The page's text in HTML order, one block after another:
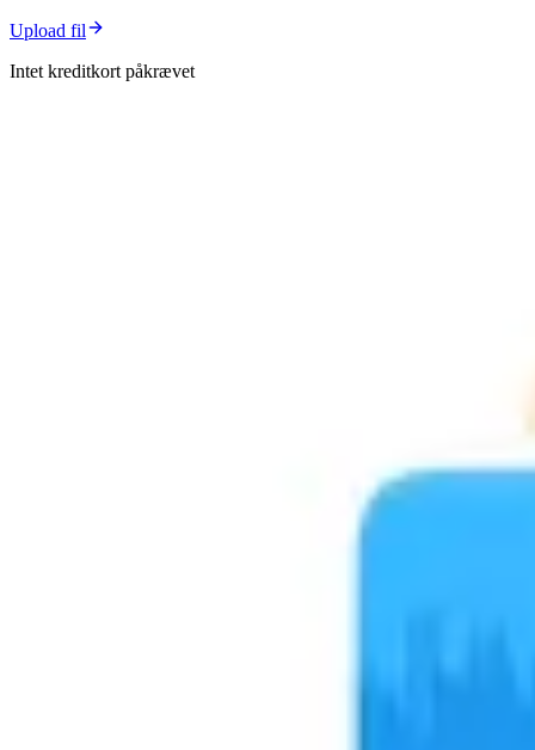
Upload fil
Intet kreditkort påkrævet